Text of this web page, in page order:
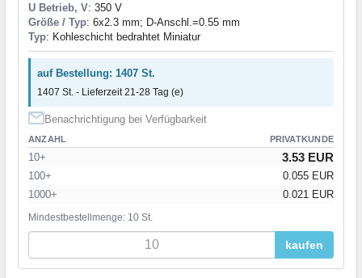
U Betrieb, V: 350 V
Größe / Typ: 6x2.3 mm; D-Anschl.=0.55 mm
Typ: Kohleschicht bedrahtet Miniatur
auf Bestellung: 1407 St.
1407 St. - Lieferzeit 21-28 Tag (e)
Benachrichtigung bei Verfügbarkeit
ANZAHL PRIVATKUNDE
10+ 3.53 EUR
100+
0.055 EUR
1000+
0.021 EUR
Mindestbestellmenge: 10 St.
kaufen